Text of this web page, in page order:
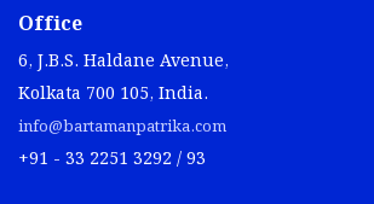
Office
6, J.B.S. Haldane Avenue,
Kolkata 700 105, India.
info@bartamanpatrika.com
+91 - 33 2251 3292 / 93